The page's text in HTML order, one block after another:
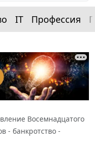
IT Профессия
Восемнадцатого
- банкротство -